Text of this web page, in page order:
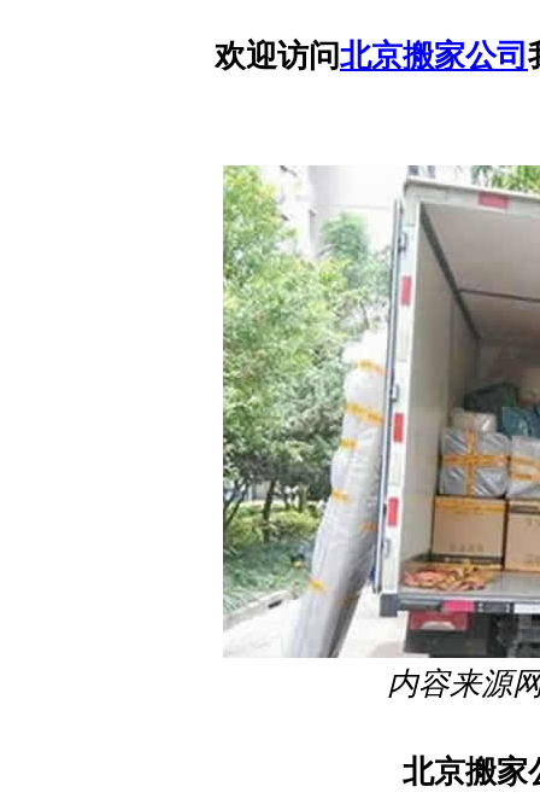
欢迎访问北京搬家公司
内容来源
北京搬家